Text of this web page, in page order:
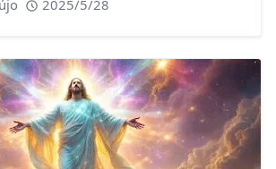
2025/5/28